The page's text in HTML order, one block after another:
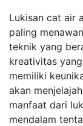
Lukisan cat air
paling
teknik yang
kreativitas
memiliki
akan
manfaat dari
mendalam